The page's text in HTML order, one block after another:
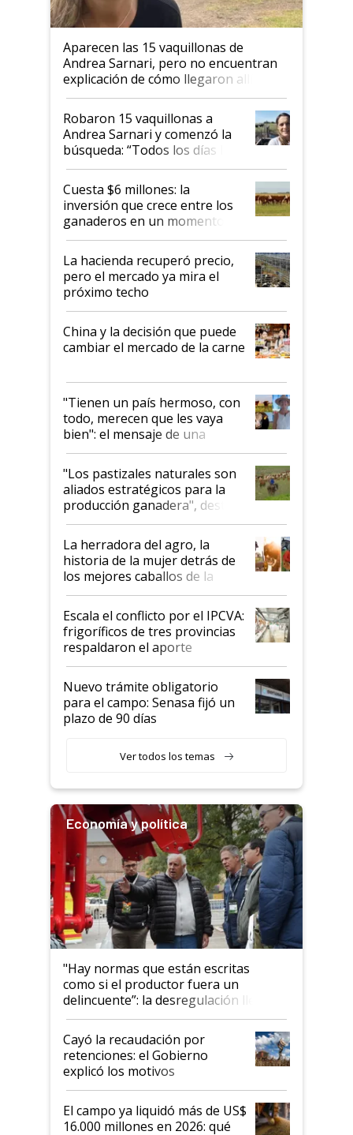
Aparecen las 15 vaquillonas de
Andrea Sarnari, pero no encuentran
explicación de cómo llegaron allí
Robaron 15 vaquillonas a
Andrea Sarnari y comenzó la
búsqueda: “Todos los días le
toca a algún productor”
Cuesta $6 millones: la
inversión que crece entre los
ganaderos en un momento
histórico para la actividad
La hacienda recuperó precio,
pero el mercado ya mira el
próximo techo
China y la decisión que puede
cambiar el mercado de la carne
"Tienen un país hermoso, con
todo, merecen que les vaya
bien": el mensaje de una
ganadera uruguaya sobre las
oportunidades que se abren
para el agro en Argentina, con
foco en la carne
"Los pastizales naturales son
aliados estratégicos para la
producción ganadera", destaca
la iniciativa que ya reúne a 46
establecimientos en Argentina
La herradora del agro, la
historia de la mujer detrás de
los mejores caballos de la
Argentina y los mitos que
todavía hacen sufrir a estos
animales: "Mientras me
descalificaban, yo seguí
haciendo currículum"
Escala el conflicto por el IPCVA:
frigoríficos de tres provincias
respaldaron el aporte
obligatorio
Nuevo trámite obligatorio
para el campo: Senasa fijó un
plazo de 90 días
Ver todos los temas
Economía y política
"Hay normas que están escritas
como si el productor fuera un
delincuente”: la desregulación llegó
al Congreso Aapresid y hasta se
habló del financiamiento al IPCVA
Cayó la recaudación por
retenciones: el Gobierno
explicó los motivos
El campo ya liquidó más de US$
16.000 millones en 2026: qué